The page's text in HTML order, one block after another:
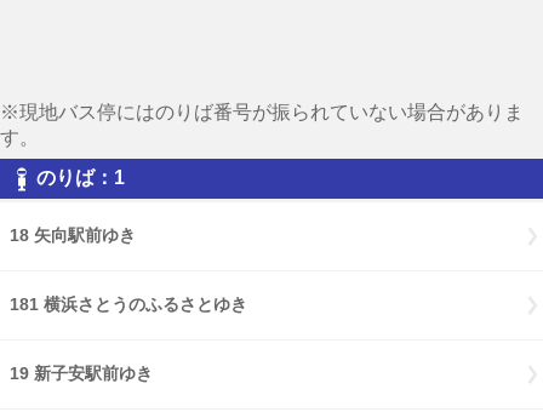
※現地バス停にはのりば番号が振られていない場合がありま
す。
のりば：1
18 矢向駅前ゆき
181 横浜さとうのふるさとゆき
19 新子安駅前ゆき